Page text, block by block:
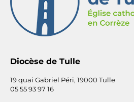
Diocèse de Tulle
19 quai Gabriel Péri, 19000 Tulle
05 55 93 97 16